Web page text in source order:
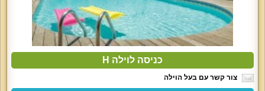
כניסה לוילה H
צור קשר עם בעל הוילה